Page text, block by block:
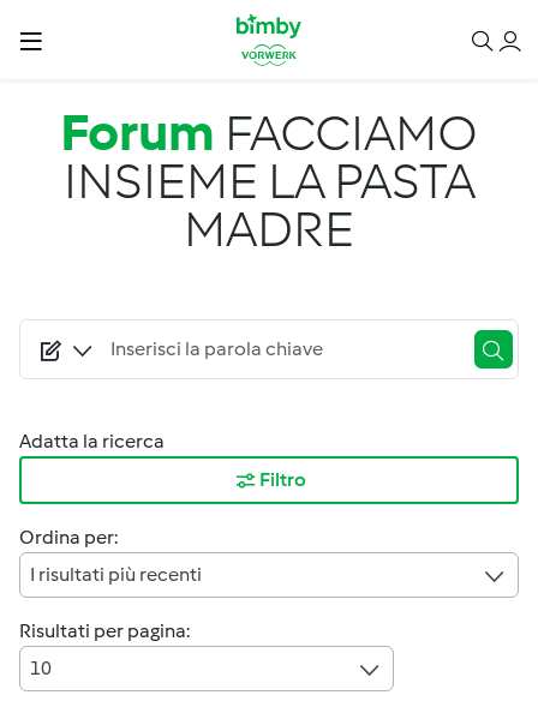
Salta al contenuto principale
Forum FACCIAMO
INSIEME LA PASTA
MADRE
Adatta la ricerca
Filtro
Ordina per:
I risultati più recenti
Risultati per pagina:
10